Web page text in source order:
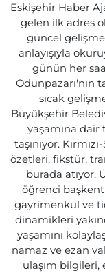
Eskişehir Haber
gelen ilk adres
güncel
anlayışıyla
günün her
Odunpazarı'nın
sıcak
Büyükşehir
yaşamına dair
taşınıyor.
özetleri, fikstür,
burada atıyor.
öğrenci
gayrimenkul ve
dinamikleri
yaşamını
namaz ve ezan
ulaşım